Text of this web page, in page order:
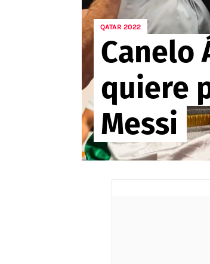
Apuesta del día
QATAR 2022
Canelo
quiere
Messi